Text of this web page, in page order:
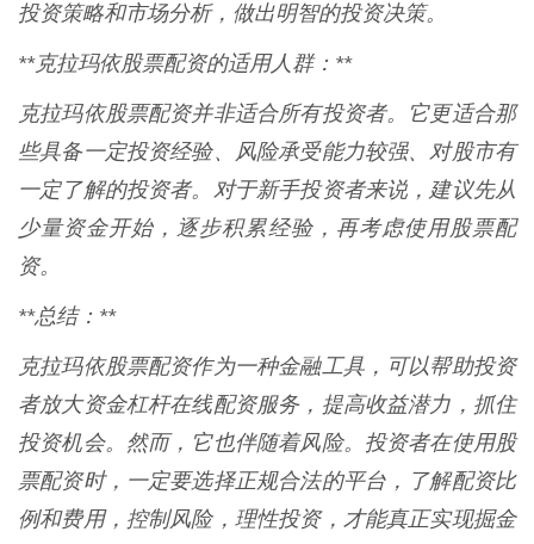
投资策略和市场分析，做出明智的投资决策。
**克拉玛依股票配资的适用人群：**
克拉玛依股票配资并非适合所有投资者。它更适合那
些具备一定投资经验、风险承受能力较强、对股市有
一定了解的投资者。对于新手投资者来说，建议先从
少量资金开始，逐步积累经验，再考虑使用股票配
资。
**总结：**
克拉玛依股票配资作为一种金融工具，可以帮助投资
者放大资金杠杆在线配资服务，提高收益潜力，抓住
投资机会。然而，它也伴随着风险。投资者在使用股
票配资时，一定要选择正规合法的平台，了解配资比
例和费用，控制风险，理性投资，才能真正实现掘金